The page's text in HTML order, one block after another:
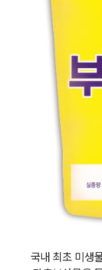
국내 최초 미생